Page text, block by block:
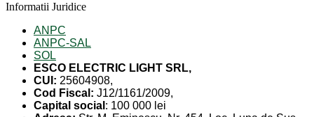
Informatii Juridice
ANPC
ANPC-SAL
SOL
ESCO ELECTRIC LIGHT SRL,
CUI: 25604908,
Cod Fiscal: J12/1161/2009,
Capital social : 100 000 lei